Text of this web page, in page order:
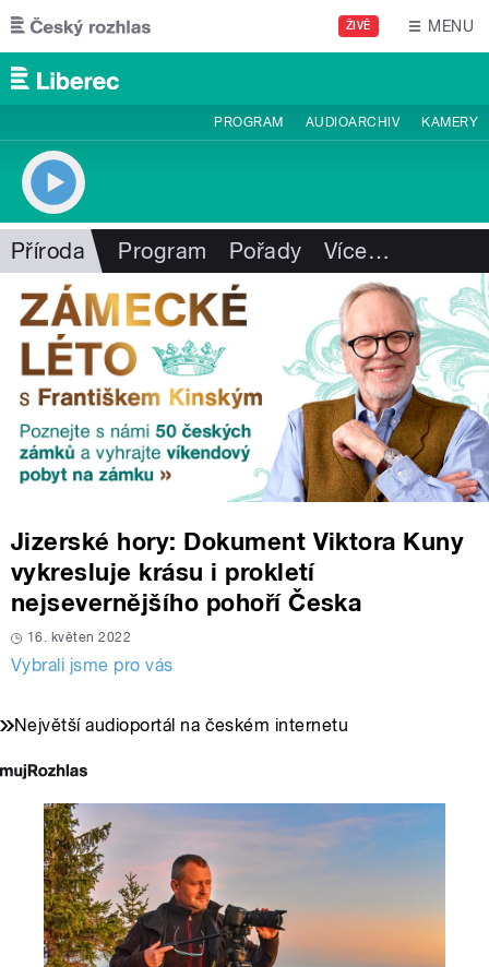
Přejít k hlavnímu obsahu
ŽIVĚ MENU
PROGRAM AUDIOARCHIV KAMERY
Příroda Program Pořady Více…
Jizerské hory: Dokument Viktora Kuny
vykresluje krásu i prokletí
nejsevernějšího pohoří Česka
16. květen 2022
Vybrali jsme pro vás
Největší audioportál na českém internetu